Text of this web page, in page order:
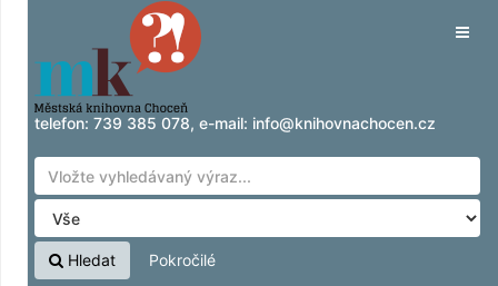
Zobrazuji výsledky1 - 9z
Přeskočit na obsah
telefon: 739 385 078, e-mail: info@knihovnachocen.cz
Hledat Pokročilé